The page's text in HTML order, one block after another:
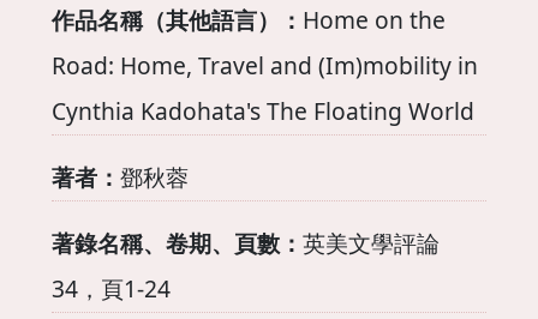
作品名稱（其他語言）： Home on the
Road: Home, Travel and (Im)mobility in
Cynthia Kadohata's The Floating World
著者： 鄧秋蓉
著錄名稱、卷期、頁數： 英美文學評論
34，頁1-24